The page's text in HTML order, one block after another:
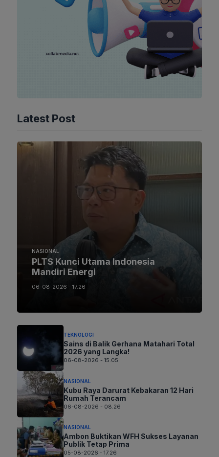
Latest Post
NASIONAL
PLTS Kunci Utama Indonesia
Mandiri Energi
06-08-2026 - 17.26
TEKNOLOGI
Sains di Balik Gerhana Matahari Total
2026 yang Langka!
06-08-2026 - 15.05
NASIONAL
Kubu Raya Darurat Kebakaran 12 Hari
Rumah Terancam
06-08-2026 - 08.26
NASIONAL
Ambon Buktikan WFH Sukses Layanan
Publik Tetap Prima
05-08-2026 - 17.26